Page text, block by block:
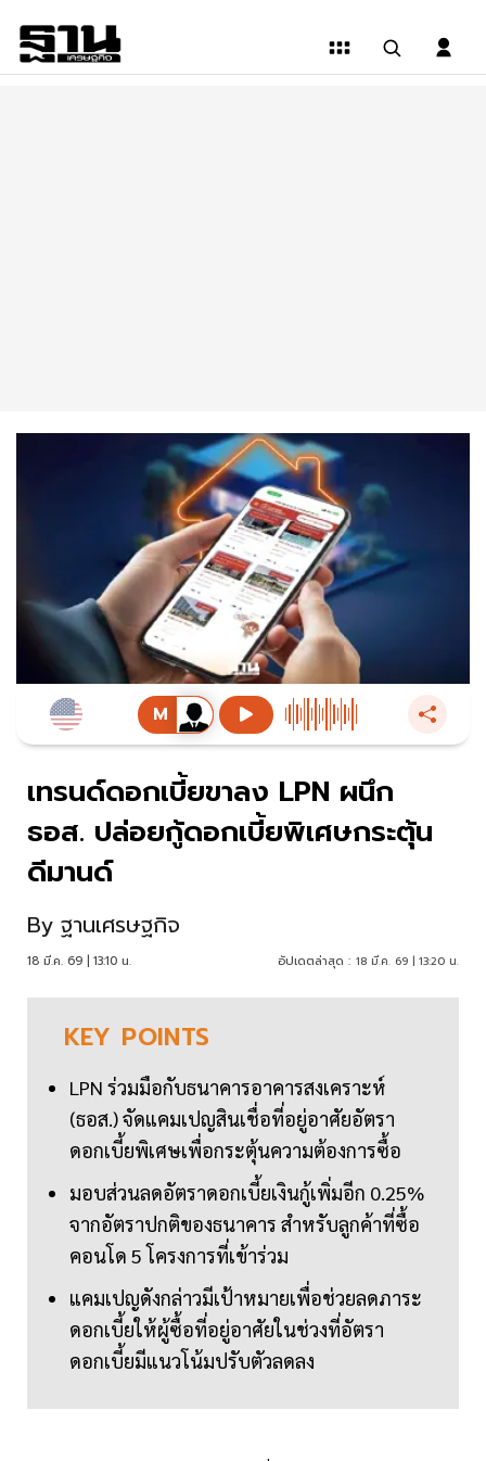
เทรนด์ดอกเบี้ยขาลง LPN ผนึก
ธอส. ปล่อยกู้ดอกเบี้ยพิเศษกระตุ้น
ดีมานด์
By ฐานเศรษฐกิจ
18 มี.ค. 69 | 13:10 น. อัปเดตล่าสุด : 18 มี.ค. 69 | 13:20 น.
KEY POINTS
LPN ร่วมมือกับธนาคารอาคารสงเคราะห์
(ธอส.) จัดแคมเปญสินเชื่อที่อยู่อาศัยอัตรา
ดอกเบี้ยพิเศษเพื่อกระตุ้นความต้องการซื้อ
มอบส่วนลดอัตราดอกเบี้ยเงินกู้เพิ่มอีก 0.25%
จากอัตราปกติของธนาคาร สำหรับลูกค้าที่ซื้อ
คอนโด 5 โครงการที่เข้าร่วม
แคมเปญดังกล่าวมีเป้าหมายเพื่อช่วยลดภาระ
ดอกเบี้ยให้ผู้ซื้อที่อยู่อาศัยในช่วงที่อัตรา
ดอกเบี้ยมีแนวโน้มปรับตัวลดลง